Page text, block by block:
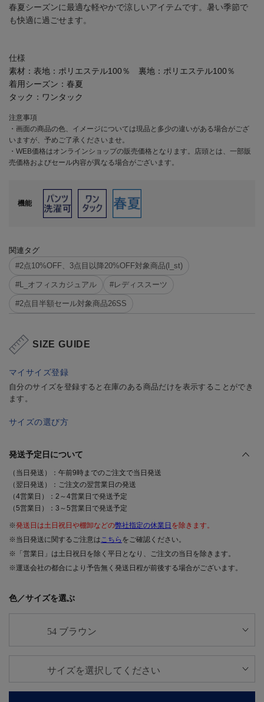
春夏シーズンに最適な軽やかで涼しいアイテムです。暑い季節で
も快適に過ごせます。
仕様
素材： 表地：ポリエステル100％ 裏地：ポリエステル100％
着用シーズン： 春夏
タック： ワンタック
注意事項
・画面の商品の色、イメージについては現品と多少の違いがある場合がござ
いますが、予めご了承くださいませ。
・WEB価格はオンラインショップの販売価格となります。店頭とは、一部販
売価格およびセール内容が異なる場合がございます。
機能
関連タグ
#2点10%OFF、3点目以降20%OFF対象商品(l_st)
#L_オフィスカジュアル #レディススーツ
#2点目半額セール対象商品26SS
SIZE GUIDE
マイサイズ登録
自分のサイズを登録すると在庫のある商品だけを表示することができ
ます。
サイズの選び方
発送予定日について
（当日発送）：午前9時までのご注文で当日発送
（翌日発送）：ご注文の翌営業日の発送
（4営業日）：2～4営業日で発送予定
（5営業日）：3～5営業日で発送予定
※発送日は土日祝日や棚卸などの弊社指定の休業日 を除きます。
※当日発送に関するご注意はこちら をご確認ください。
※「営業日」は土日祝日を除く平日となり、ご注文の当日を除きます。
※運送会社の都合により予告無く発送日程が前後する場合がございます。
色／サイズを選ぶ